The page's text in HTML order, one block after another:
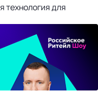
технология для